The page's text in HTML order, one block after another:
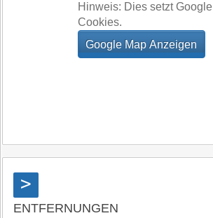
Hinweis: Dies setzt Google
Cookies.
>
ENTFERNUNGEN